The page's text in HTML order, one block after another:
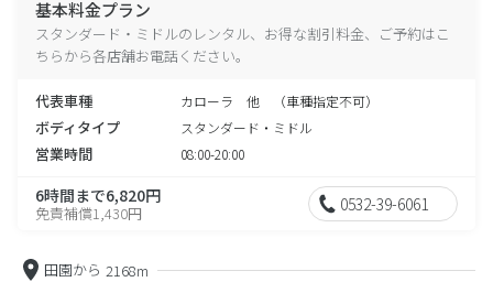
基本料金プラン
スタンダード・ミドルのレンタル、お得な割引料金、ご予約はこ
ちらから各店舗お電話ください。
代表車種 カローラ 他 （車種指定不可）
ボディタイプ スタンダード・ミドル
営業時間 08:00-20:00
6時間まで6,820円
免責補償1,430円 0532-39-6061
田園から 2168m